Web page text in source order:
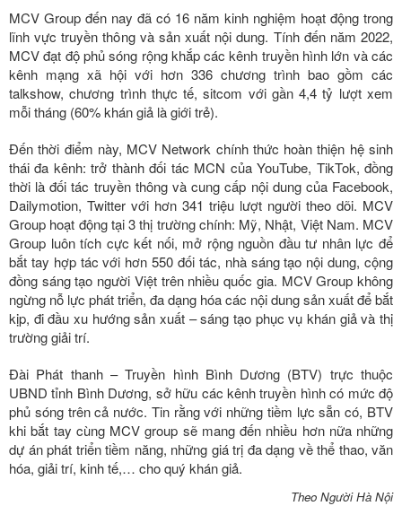
MCV Group đến nay đã có 16 năm kinh nghiệm hoạt động trong
lĩnh vực truyền thông và sản xuất nội dung. Tính đến năm 2022,
MCV đạt độ phủ sóng rộng khắp các kênh truyền hình lớn và các
kênh mạng xã hội với hơn 336 chương trình bao gồm các
talkshow, chương trình thực tế, sitcom với gần 4,4 tỷ lượt xem
mỗi tháng (60% khán giả là giới trẻ).
Đến thời điểm này, MCV Network chính thức hoàn thiện hệ sinh
thái đa kênh: trở thành đối tác MCN của YouTube, TikTok, đồng
thời là đối tác truyền thông và cung cấp nội dung của Facebook,
Dailymotion, Twitter với hơn 341 triệu lượt người theo dõi. MCV
Group hoạt động tại 3 thị trường chính: Mỹ, Nhật, Việt Nam. MCV
Group luôn tích cực kết nối, mở rộng nguồn đầu tư nhân lực để
bắt tay hợp tác với hơn 550 đối tác, nhà sáng tạo nội dung, cộng
đồng sáng tạo người Việt trên nhiều quốc gia. MCV Group không
ngừng nỗ lực phát triển, đa dạng hóa các nội dung sản xuất để bắt
kịp, đi đầu xu hướng sản xuất – sáng tạo phục vụ khán giả và thị
trường giải trí.
Đài Phát thanh – Truyền hình Bình Dương (BTV) trực thuộc
UBND tỉnh Bình Dương, sở hữu các kênh truyền hình có mức độ
phủ sóng trên cả nước. Tin rằng với những tiềm lực sẵn có, BTV
khi bắt tay cùng MCV group sẽ mang đến nhiều hơn nữa những
dự án phát triển tiềm năng, những giá trị đa dạng về thể thao, văn
hóa, giải trí, kinh tế,… cho quý khán giả.
Theo Người Hà Nội